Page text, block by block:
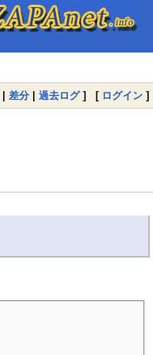
| 差分 | 過去ログ] [ ログイン ]